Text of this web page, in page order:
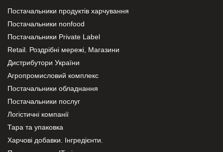
Постачальники продуктів харчування
Постачальники nonfood
Постачальники Private Label
Retail. Роздрібні мережі, Магазини
Дистрибутори України
Агропромисловий комплекс
Постачальники обладнання
Постачальники послуг
Логістичні компанії
Тара та упаковка
Харчові добавки. Інгредієнти.